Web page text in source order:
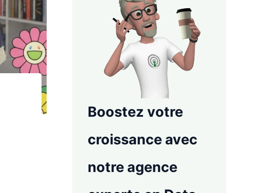
Boostez votre
croissance avec
notre agence